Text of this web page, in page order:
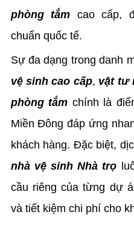
phòng tắm cao cấp,
chuẩn quốc tế.
Sự đa dạng trong danh
vệ sinh cao cấp, vật tư
phòng tắm chính là
Miền Đông đáp ứng
khách hàng. Đặc biệt,
nhà vệ sinh Nhà trọ
cầu riêng của từng dự
và tiết kiệm chi phí cho